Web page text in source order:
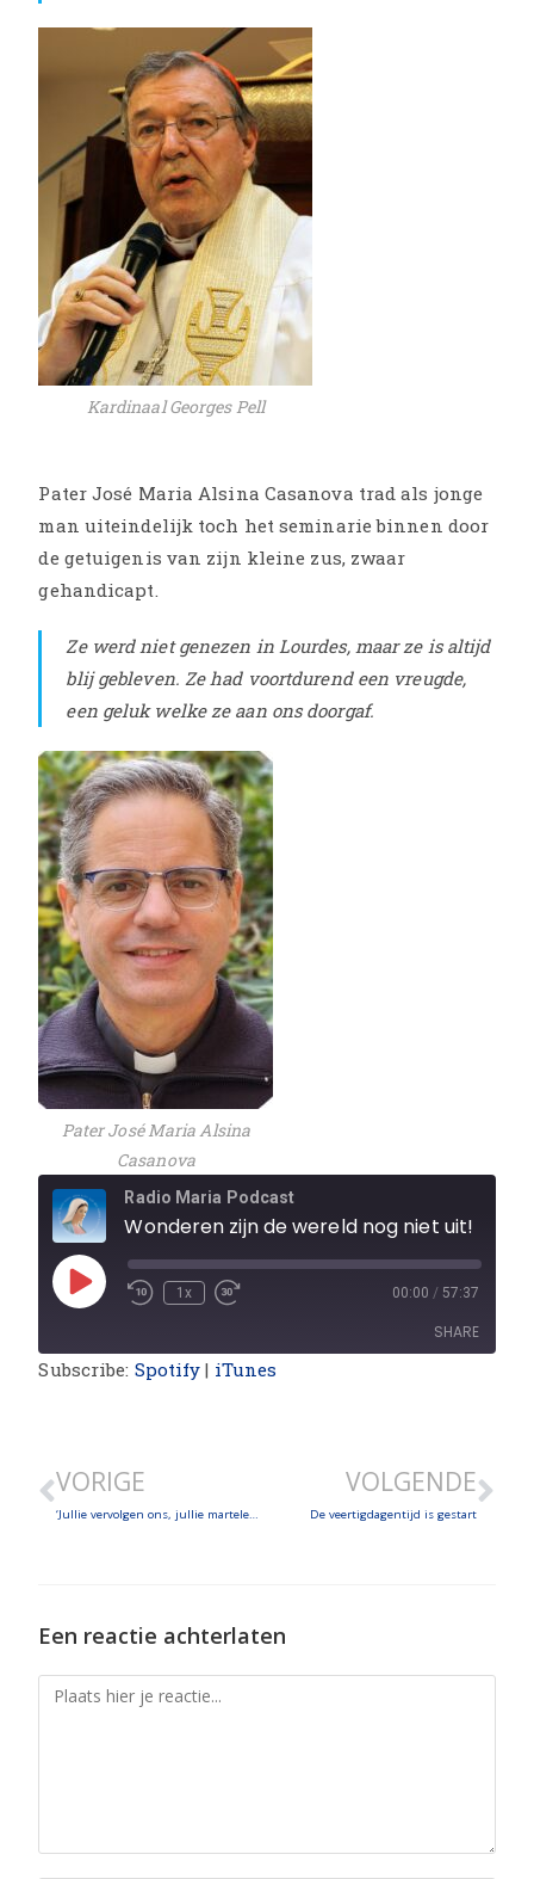
Kardinaal Georges Pell
Pater José Maria Alsina Casanova trad als jonge
man uiteindelijk toch het seminarie binnen door
de getuigenis van zijn kleine zus, zwaar
gehandicapt.
Ze werd niet genezen in Lourdes, maar ze is altijd
blij gebleven. Ze had voortdurend een vreugde,
een geluk welke ze aan ons doorgaf.
Pater José Maria Alsina
Casanova
Radio Maria Podcast
Wonderen zijn de wereld nog niet uit!
1x 00:00 / 57:37
SHARE
Subscribe: Spotify | iTunes
VORIGE
‘Jullie vervolgen ons, jullie martelen ons, jullie veroordelen ons, jullie roeien ons uit. En dan?’ Over twee martelaren
VOLGENDE
De veertigdagentijd is gestart
Een reactie achterlaten